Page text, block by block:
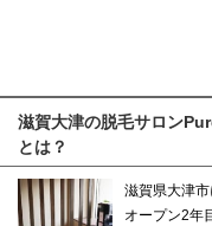
滋賀大津の脱毛サロン
とは？
滋賀県大津
オープン2年